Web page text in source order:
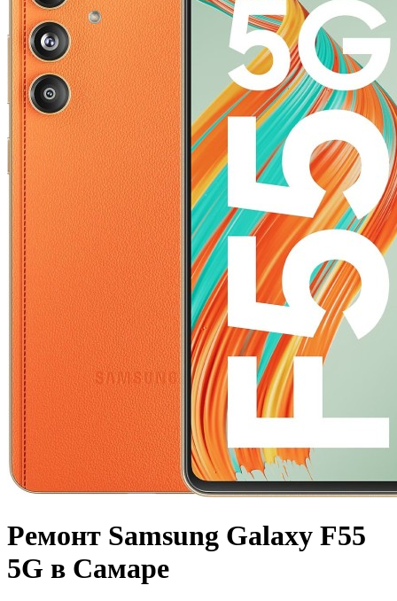
Ремонт Samsung Galaxy F55
5G в Самаре